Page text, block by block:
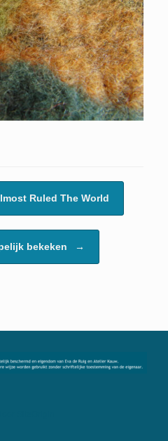
Ruled The World
bekeken →